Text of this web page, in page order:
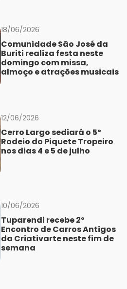
18/06/2026
Comunidade São José da
Buriti realiza festa neste
domingo com missa,
almoço e atrações musicais
12/06/2026
Cerro Largo sediará o 5º
Rodeio do Piquete Tropeiro
nos dias 4 e 5 de julho
10/06/2026
Tuparendi recebe 2º
Encontro de Carros Antigos
da Criativarte neste fim de
semana